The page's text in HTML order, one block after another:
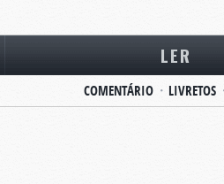
LER
COMENTÁRIO LIVRETOS